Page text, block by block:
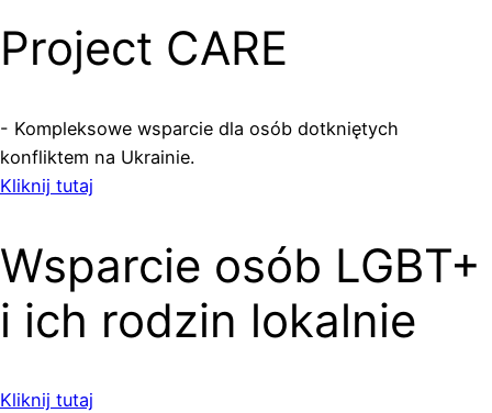
Project CARE
- Kompleksowe wsparcie dla osób dotkniętych
konfliktem na Ukrainie.
Kliknij tutaj
Wsparcie osób LGBT+
i ich rodzin lokalnie
Kliknij tutaj